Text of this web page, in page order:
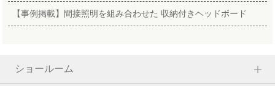
【事例掲載】間接照明を組み合わせた 収納付きヘッドボード
ショールーム